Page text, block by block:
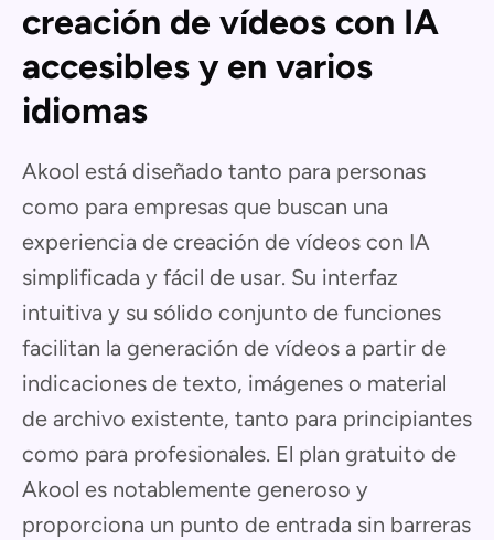
creación de vídeos con IA
accesibles y en varios
idiomas
Akool está diseñado tanto para personas
como para empresas que buscan una
experiencia de creación de vídeos con IA
simplificada y fácil de usar. Su interfaz
intuitiva y su sólido conjunto de funciones
facilitan la generación de vídeos a partir de
indicaciones de texto, imágenes o material
de archivo existente, tanto para principiantes
como para profesionales. El plan gratuito de
Akool es notablemente generoso y
proporciona un punto de entrada sin barreras